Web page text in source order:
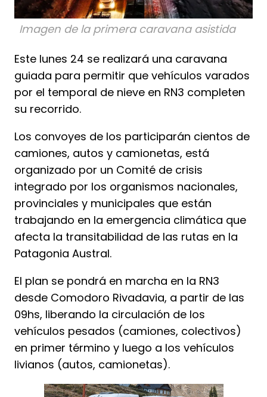
Imagen de la primera caravana asistida
Este lunes 24 se realizará una caravana
guiada para permitir que vehículos varados
por el temporal de nieve en RN3 completen
su recorrido.
Los convoyes de los participarán cientos de
camiones, autos y camionetas, está
organizado por un Comité de crisis
integrado por los organismos nacionales,
provinciales y municipales que están
trabajando en la emergencia climática que
afecta la transitabilidad de las rutas en la
Patagonia Austral.
El plan se pondrá en marcha en la RN3
desde Comodoro Rivadavia, a partir de las
09hs, liberando la circulación de los
vehículos pesados (camiones, colectivos)
en primer término y luego a los vehículos
livianos (autos, camionetas).